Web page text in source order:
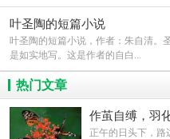
叶圣陶的短篇小说
叶圣陶的短篇小说，作者：朱自清。
是如实地写。这是作者的自白...
热门文章
作茧自缚，羽
正午的日头下，路